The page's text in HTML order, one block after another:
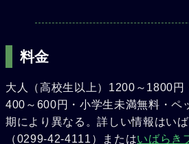
料金
大人（高校生以上）1200～1800円
400～600円・小学生未満無料・
期により異なる。詳しい情報はい
（0299-42-4111）またはいばらき